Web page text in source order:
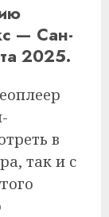
— Сан-
2025.
в
так и с